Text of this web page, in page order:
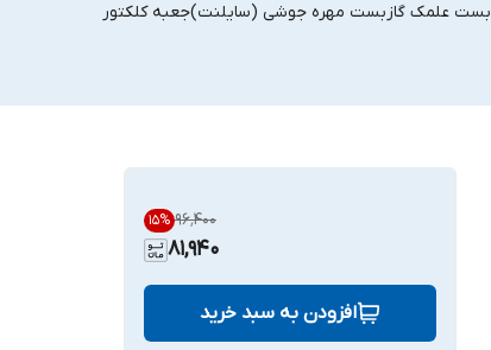
بست علمک گازبست مهره جوشی (سایلنت)جعبه کلکتور
۹۶٬۴۰۰ 15%
81,940
افزودن به سبد خرید